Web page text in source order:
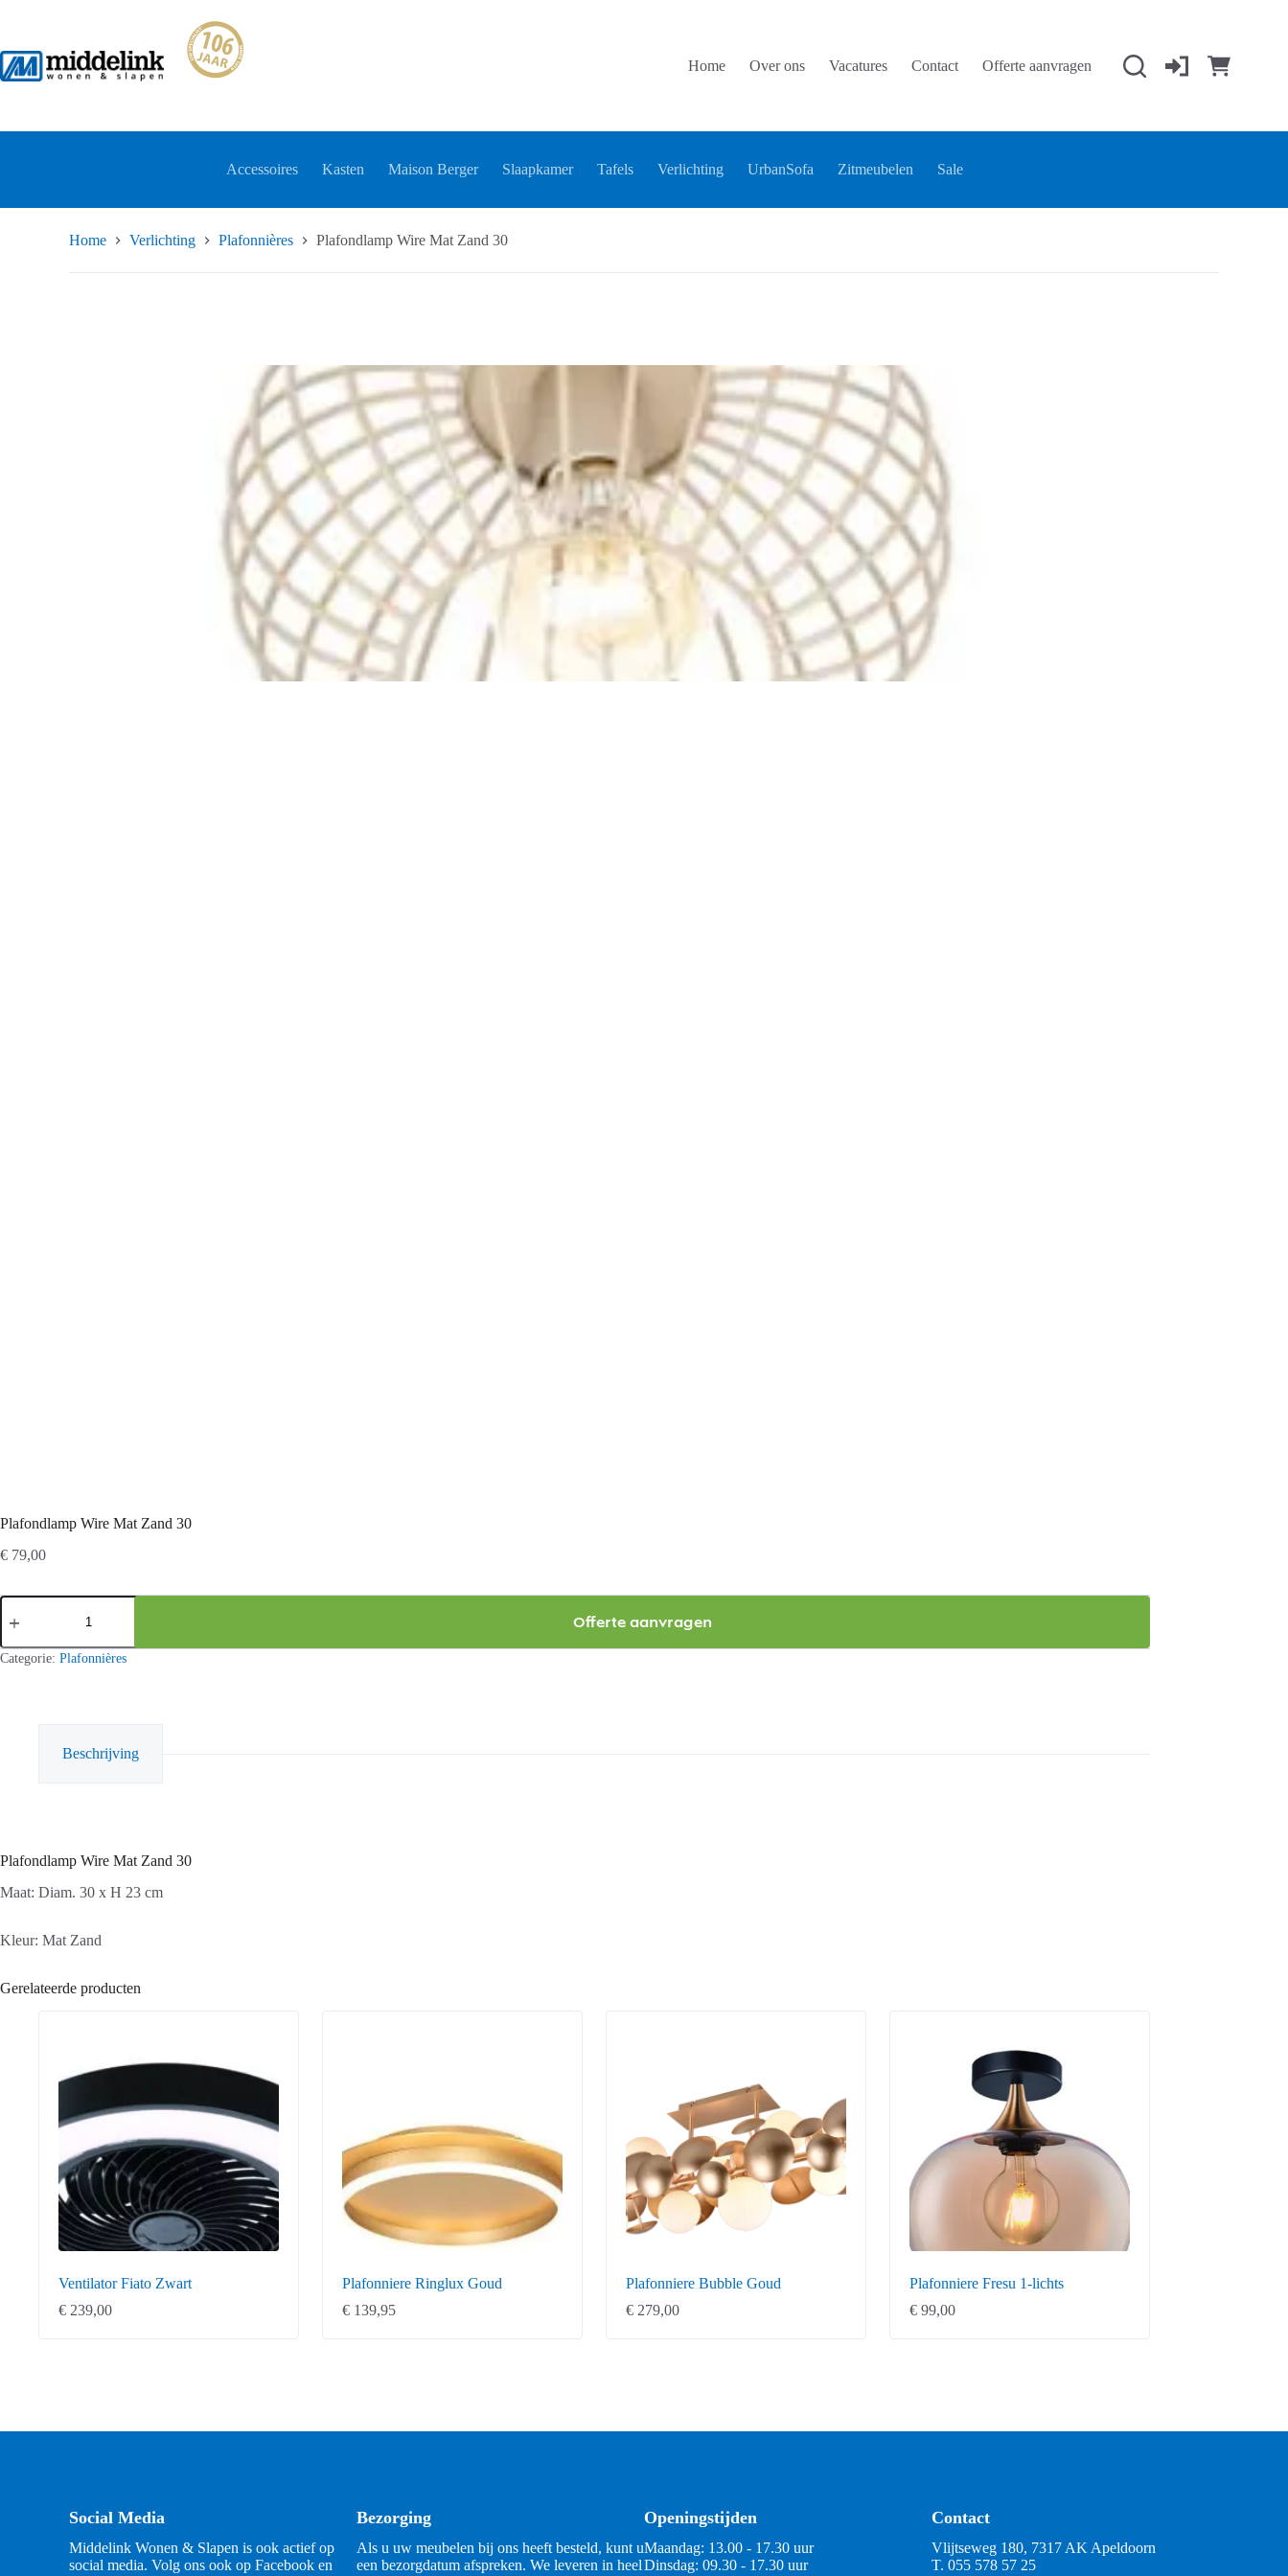
inhoud
Home Over ons Vacatures Contact Offerte aanvragen
Accessoires Kasten Maison Berger Slaapkamer Tafels Verlichting UrbanSofa Zitmeubelen Sale
Home Verlichting Plafonnières Plafondlamp Wire Mat Zand 30
Plafondlamp Wire Mat Zand 30
€ 79,00
Plafondlamp
Wire
Zand
30
Offerte aanvragen
Categorie: Plafonnières
Beschrijving
Plafondlamp Wire Mat Zand 30
Maat: Diam. 30 x H 23 cm
Kleur: Mat Zand
Gerelateerde producten
Ventilator Fiato Zwart
€ 239,00
Plafonniere Ringlux Goud
€ 139,95
Plafonniere Bubble Goud
€ 279,00
Plafonniere Fresu 1-lichts
€ 99,00
Social Media
Middelink Wonen & Slapen is ook actief op
social media. Volg ons ook op Facebook en
Bezorging
Als u uw meubelen bij ons heeft besteld, kunt u
een bezorgdatum afspreken. We leveren in heel
Openingstijden
Maandag: 13.00 - 17.30 uur
Dinsdag: 09.30 - 17.30 uur
Contact
Vlijtseweg 180, 7317 AK Apeldoorn
T. 055 578 57 25